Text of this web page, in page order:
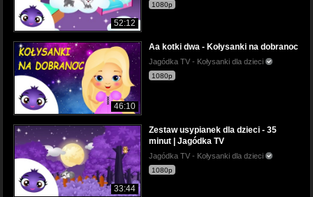
52:12
1080p
46:10
Aa kotki dwa - Kołysanki na dobranoc
Jagódka TV - Kołysanki dla dzieci
1080p
33:44
Zestaw usypianek dla dzieci - 35
minut | Jagódka TV
Jagódka TV - Kołysanki dla dzieci
1080p